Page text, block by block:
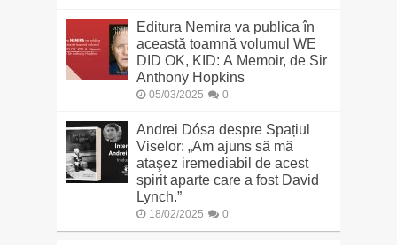
Editura Nemira va publica în
această toamnă volumul WE
DID OK, KID: A Memoir, de Sir
Anthony Hopkins
05/03/2025 0
Andrei Dósa despre Spațiul
Viselor: „Am ajuns să mă
ataşez iremediabil de acest
spirit aparte care a fost David
Lynch.”
18/02/2025 0